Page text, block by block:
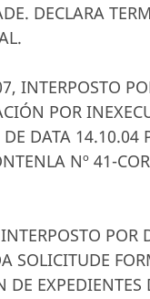
DECLARA
INTERPOSTO
POR
DATA 14.10.04
Nº 41-
POR
SOLICITUDE
EXPEDIENTES